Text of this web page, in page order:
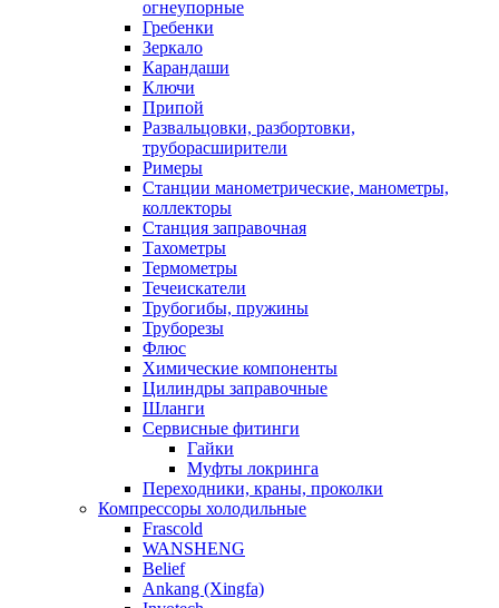
огнеупорные
Гребенки
Зеркало
Карандаши
Ключи
Припой
Развальцовки, разбортовки,
труборасширители
Римеры
Станции манометрические, манометры,
коллекторы
Станция заправочная
Тахометры
Термометры
Течеискатели
Трубогибы, пружины
Труборезы
Флюс
Химические компоненты
Цилиндры заправочные
Шланги
Сервисные фитинги
Гайки
Муфты локринга
Переходники, краны, проколки
Компрессоры холодильные
Frascold
WANSHENG
Belief
Ankang (Xingfa)